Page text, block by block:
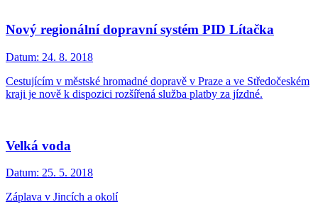
Nový regionální dopravní systém PID Lítačka
Datum: 24. 8. 2018
Cestujícím v městské hromadné dopravě v Praze a ve Středočeském
kraji je nově k dispozici rozšířená služba platby za jízdné.
Velká voda
Datum: 25. 5. 2018
Záplava v Jincích a okolí